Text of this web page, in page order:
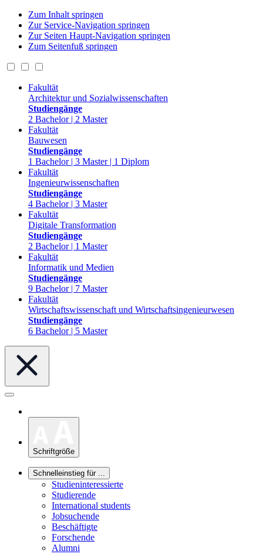
Zum Inhalt springen
Zur Service-Navigation springen
Zur Seiten Haupt-Navigation springen
Zum Seitenfuß springen
Fakultät
Architektur und Sozialwissenschaften
Studiengänge
2 Bachelor | 2 Master
Fakultät
Bauwesen
Studiengänge
1 Bachelor | 3 Master | 1 Diplom
Fakultät
Ingenieurwissenschaften
Studiengänge
4 Bachelor | 3 Master
Fakultät
Digitale Transformation
Studiengänge
2 Bachelor | 1 Master
Fakultät
Informatik und Medien
Studiengänge
9 Bachelor | 7 Master
Fakultät
Wirtschaftswissenschaft und Wirtschaftsingenieurwesen
Studiengänge
6 Bachelor | 5 Master
Schriftgröße
Schnelleinstieg für ...
Studieninteressierte
Studierende
International students
Jobsuchende
Beschäftigte
Forschende
Alumni